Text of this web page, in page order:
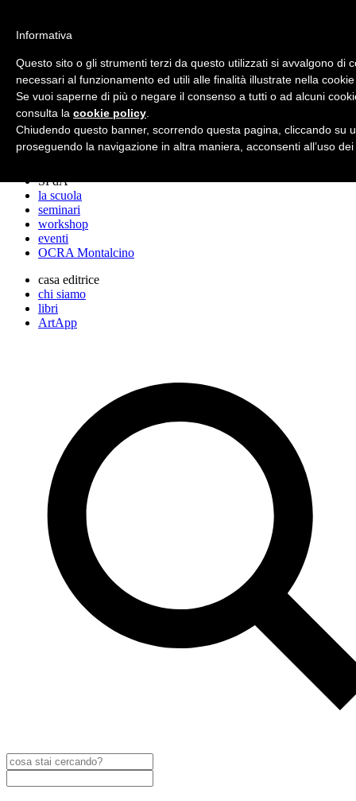
archos
lo studio
progetti
lectures
stampa
SPdA
la scuola
seminari
workshop
eventi
OCRA Montalcino
casa editrice
chi siamo
libri
ArtApp
Informativa
Questo sito o gli strumenti terzi da questo utilizzati si avvalgono di
necessari al funzionamento ed utili alle finalità illustrate nella
Se vuoi saperne di più o negare il consenso a tutti o ad alcuni
consulta la cookie policy
Chiudendo questo banner, scorrendo questa pagina, cliccando su
proseguendo la navigazione in altra maniera, acconsenti all’uso